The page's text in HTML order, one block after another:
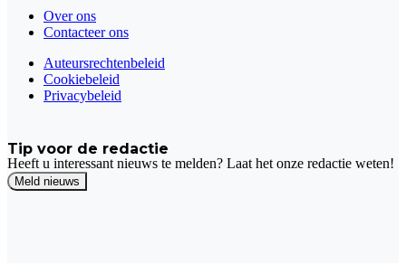
Over ons
Contacteer ons
Auteursrechtenbeleid
Cookiebeleid
Privacybeleid
Tip voor de redactie
Heeft u interessant nieuws te melden? Laat het onze redactie weten!